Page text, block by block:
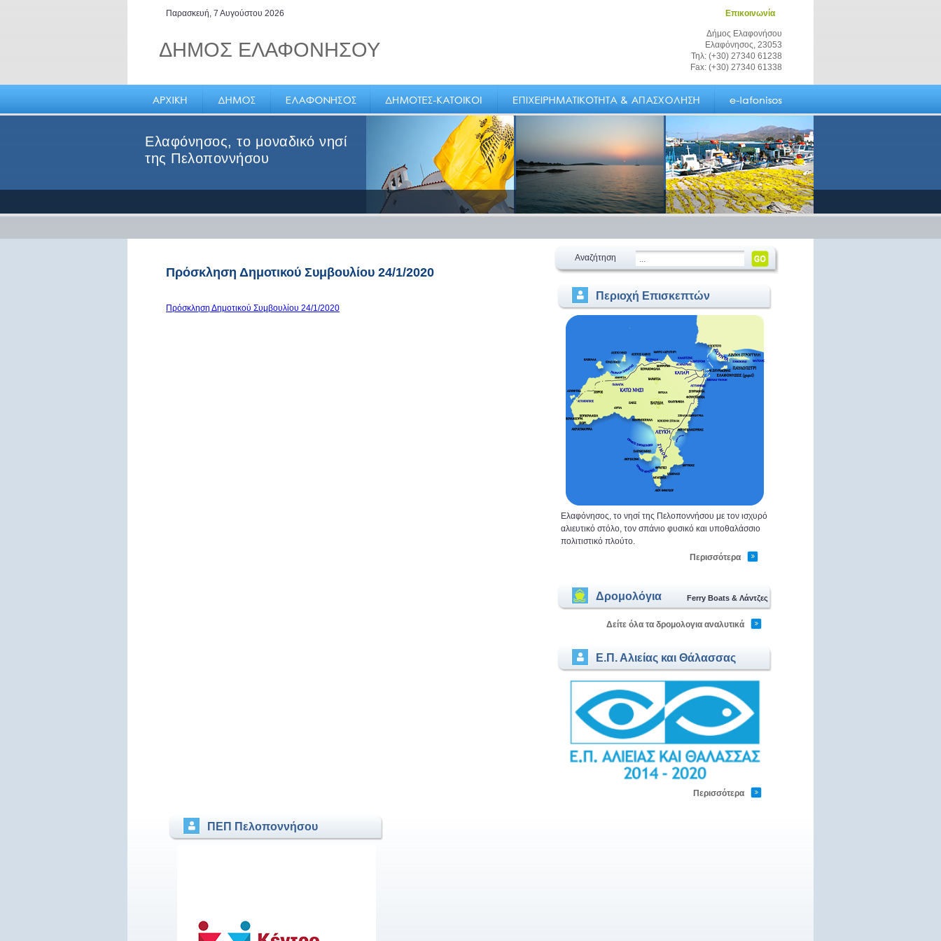
Παρασκευή, 7 Αυγούστου 2026 Επικοινωνία
ΔΗΜΟΣ ΕΛΑΦΟΝΗΣΟΥ
Δήμος Ελαφονήσου
Ελαφόνησος, 23053
Τηλ: (+30) 27340 61238
Fax: (+30) 27340 61338
Ελαφόνησος, το μοναδικό νησί
της Πελοποννήσου
Πρόσκληση Δημοτικού Συμβουλίου 24/1/2020
Πρόσκληση Δημοτικού Συμβουλίου 24/1/2020
Αναζήτηση
Περιοχή Επισκεπτών
Ελαφόνησος, το νησί της Πελοποννήσου με τον ισχυρό
αλιευτικό στόλο, τον σπάνιο φυσικό και υποθαλάσσιο
πολιτιστικό πλούτο.
Περισσότερα
Δρομολόγια Ferry Boats & Λάντζες
Δείτε όλα τα δρομολογια αναλυτικά
Ε.Π. Αλιείας και Θάλασσας
Περισσότερα
ΠΕΠ Πελοποννήσου